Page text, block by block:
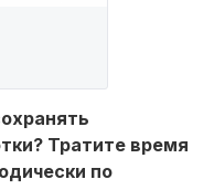
Тратите время
по